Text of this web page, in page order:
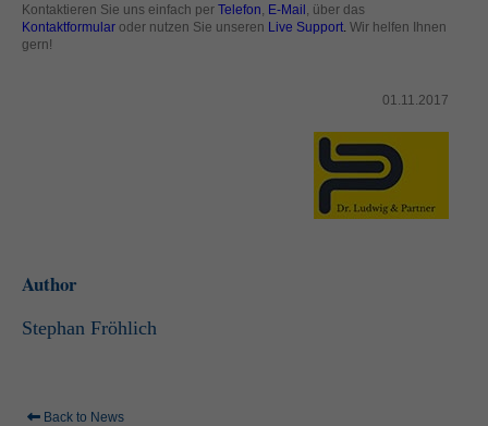
Kontaktieren Sie uns einfach per Telefon E-Mail , über das
Kontaktformular oder nutzen Sie unseren Live Support Wir helfen Ihnen
gern!
01.11.2017
Author
Stephan Fröhlich
Back to News